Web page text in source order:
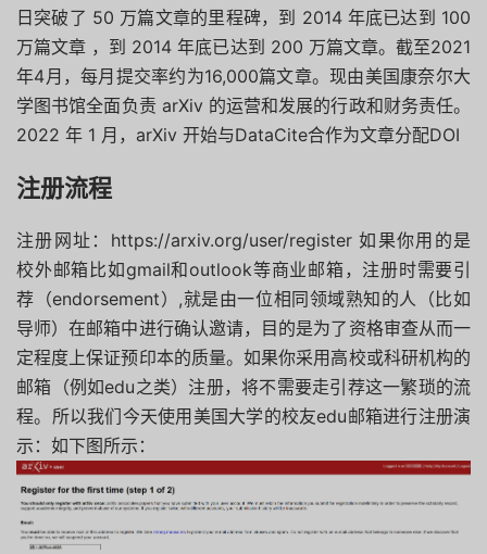
日突破了 50 万篇文章的里程碑，到 2014 年底已达到 100
万篇文章 ，到 2014 年底已达到 200 万篇文章。截至2021
年4月，每月提交率约为16,000篇文章。现由美国康奈尔大
学图书馆全面负责 arXiv 的运营和发展的行政和财务责任。
2022 年 1 月，arXiv 开始与DataCite合作为文章分配DOI
注册流程
注册网址： https://arxiv.org/user/register如果你用的是
校外邮箱比如gmail和outlook等商业邮箱，注册时需要引
荐（endorsement）,就是由一位相同领域熟知的人（比如
导师）在邮箱中进行确认邀请，目的是为了资格审查从而一
定程度上保证预印本的质量。如果你采用高校或科研机构的
邮箱（例如edu之类）注册，将不需要走引荐这一繁琐的流
程。所以我们今天使用美国大学的校友edu邮箱进行注册演
示：如下图所示：